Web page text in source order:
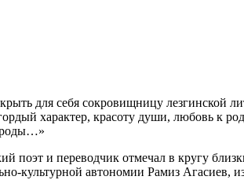
для себя сокровищницу лезгинской
характер, красоту души, любовь к
поэт и переводчик отмечал в кругу
культурной автономии Рамиз Агасиев,